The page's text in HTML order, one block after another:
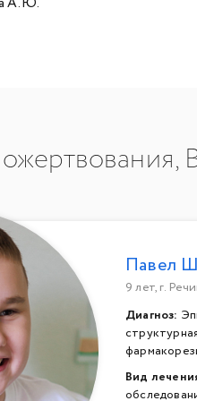
Павел
9 лет, г.
Диагноз:
Вид